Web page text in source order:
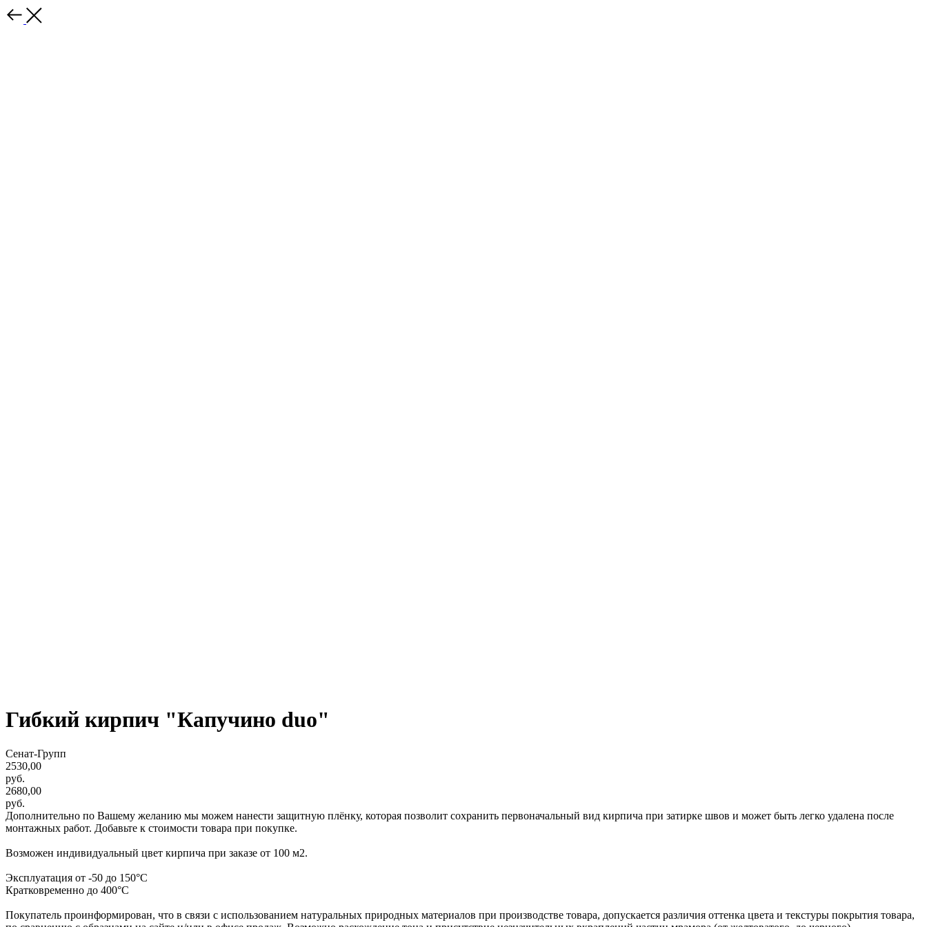
Гибкий кирпич "Капучино duo"
Сенат-Групп
2530,00
руб.
2680,00
руб.
Дополнительно по Вашему желанию мы можем нанести защитную плёнку, которая позволит сохранить первоначальный вид кирпича при затирке швов и может быть легко удалена после
монтажных работ. Добавьте к стоимости товара при покупке.
Возможен индивидуальный цвет кирпича при заказе от 100 м2.
Эксплуатация от -50 до 150°С
Кратковременно до 400°С
Покупатель проинформирован, что в связи с использованием натуральных природных материалов при производстве товара, допускается различия оттенка цвета и текстуры покрытия товара,